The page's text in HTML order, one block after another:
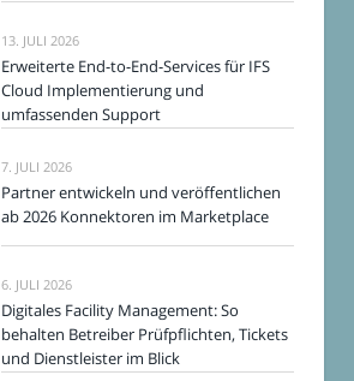
13. JULI 2026
Erweiterte End-to-End-Services für IFS
Cloud Implementierung und
umfassenden Support
7. JULI 2026
Partner entwickeln und veröffentlichen
ab 2026 Konnektoren im Marketplace
6. JULI 2026
Digitales Facility Management: So
behalten Betreiber Prüfpflichten, Tickets
und Dienstleister im Blick